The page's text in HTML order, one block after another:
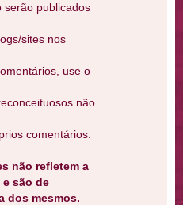
serão publicados
sites nos
use o
não
comentários.
não refletem a
são de
dos mesmos.